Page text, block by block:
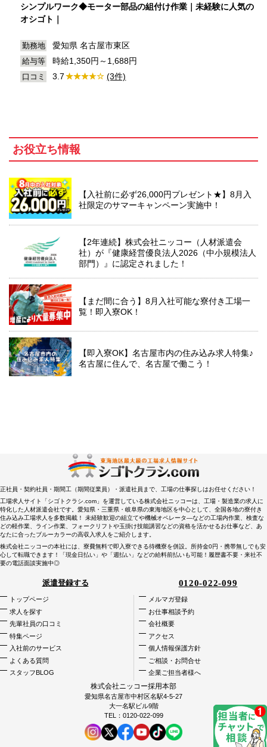
シンプルワーク◆モーター部品の組付け作業｜未経験に人気の
オシゴト｜
勤務地 愛知県 名古屋市東区
給与等 時給1,350円～1,688円
口コミ 3.7 (3件)
お役立ち情報
【入社前に必ず26,000円プレゼント★】8月入
社限定のサマーキャンペーン実施中！
【2年連続】株式会社ニッコー（人材派遣会
社）が『健康経営優良法人2026（中小規模法人
部門）』に認定されました！
【まだ間に合う】8月入社可能な寮付き工場一
覧！即入寮OK！
【即入寮OK】名古屋市内の住み込み求人特集♪
名古屋に住んで、名古屋で働こう！
正社員・契約社員・期間工（期間従業員）・派遣社員まで、工場の仕事探しはお任せください！
工場求人サイト「シゴトクラシ.com」を運営している株式会社ニッコーは、工場・製造業の求人に
特化した人材派遣会社です。愛知県・三重県・岐阜県の東海地区を中心として、全国各地の寮付き
住み込み工場求人を多数掲載！ 未経験歓迎の組立てや機械オペレータ―などの工場内作業、検査な
どの軽作業、ライン作業、フォークリフトや玉掛け技能講習などの資格を活かせるお仕事など、あ
なたに合ったブルーカラーの高収入求人をご紹介します。
株式会社ニッコーの本社には、寮費無料で即入寮できる待機寮を併設。所持金0円・携帯無しでも安
心して転職できます！「現金日払い」や「週払い」などの給料前払いも可能！履歴書不要・来社不
要の電話面談実施中◎
派遣登録する 0120-022-099
トップページ
求人を探す
先輩社員の口コミ
特集ページ
入社前のサービス
よくある質問
スタッフBLOG
メルマガ登録
お仕事相談予約
会社概要
アクセス
個人情報保護方針
ご相談・お問合せ
企業ご担当者様へ
株式会社ニッコー採用本部
愛知県名古屋市中村区名駅4-5-27
大一名駅ビル9階
TEL： 0120-022-099